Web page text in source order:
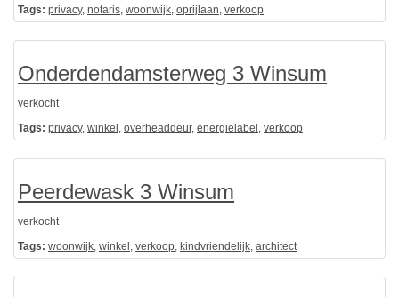
Tags: privacy, notaris, woonwijk, oprijlaan, verkoop
Onderdendamsterweg 3 Winsum
verkocht
Tags: privacy, winkel , overheaddeur, energielabel , verkoop
Peerdewask 3 Winsum
verkocht
Tags: woonwijk, winkel , verkoop, kindvriendelijk, architect